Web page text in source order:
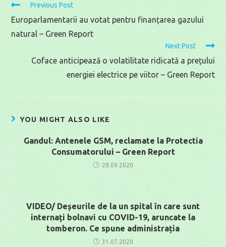
Read
more
articles
Previous Post
Europarlamentarii au votat pentru finanțarea gazului
natural – Green Report
Next Post
Coface anticipează o volatilitate ridicată a prețului
energiei electrice pe viitor – Green Report
YOU MIGHT ALSO LIKE
Gandul: Antenele GSM, reclamate la Protectia
Consumatorului – Green Report
28.09.2020
VIDEO/ Deșeurile de la un spital în care sunt
internați bolnavi cu COVID-19, aruncate la
tomberon. Ce spune administrația
31.07.2020